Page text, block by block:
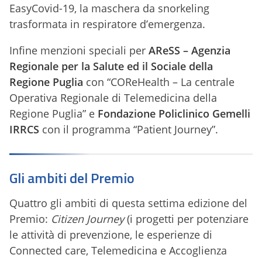
EasyCovid-19, la maschera da snorkeling
trasformata in respiratore d’emergenza.
Infine menzioni speciali per AReSS – Agenzia
Regionale per la Salute ed il Sociale della
Regione Puglia con “COReHealth – La centrale
Operativa Regionale di Telemedicina della
Regione Puglia” e Fondazione Policlinico Gemelli
IRRCS con il programma “Patient Journey”.
Gli ambiti del Premio
Quattro gli ambiti di questa settima edizione del
Premio: Citizen Journey(i progetti per potenziare
le attività di prevenzione, le esperienze di
Connected care, Telemedicina e Accoglienza